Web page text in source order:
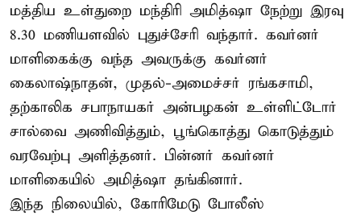
மத்திய உள்துறை மந்திரி அமித்ஷா நேற்று இரவு
8.30 மணியளவில் புதுச்சேரி வந்தார். கவர்னர்
மாளிகைக்கு வந்த அவருக்கு கவர்னர்
கைலாஷ்நாதன், முதல்-அமைச்சர் ரங்கசாமி,
தற்காலிக சபாநாயகர் அன்பழகன் உள்ளிட்டோர்
சால்வை அணிவித்தும், பூங்கொத்து கொடுத்தும்
வரவேற்பு அளித்தனர். பின்னர் கவர்னர்
மாளிகையில் அமித்ஷா தங்கினார்.
இந்த நிலையில், கோரிமேடு போலீஸ்